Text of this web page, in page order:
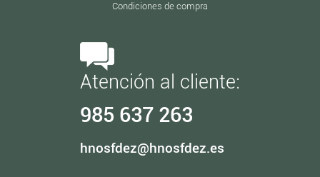
Condiciones de compra
Atención al cliente:
985 637 263
hnosfdez@hnosfdez.es